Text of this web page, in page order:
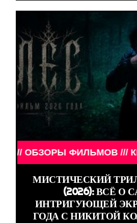
ФИЛЬМОВ /// КИНО
МИСТИЧЕСКИЙ
(2026): ВСЁ О
ИНТРИГУЮЩЕЙ
ГОДА С НИКИТОЙ